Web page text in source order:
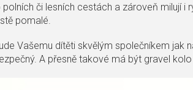
či lesních cestách a zároveň milují i
pomalé.
Vašemu dítěti skvělým společníkem jak
A přesně takové má být gravel kolo